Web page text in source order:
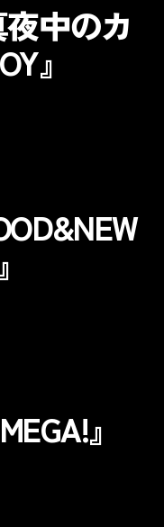
中のカ
』
』